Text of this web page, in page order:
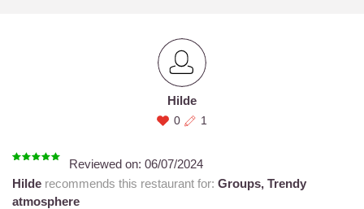
Hilde
0 1
Reviewed on: 06/07/2024
Hilde recommends this restaurant for: Groups, Trendy
atmosphere